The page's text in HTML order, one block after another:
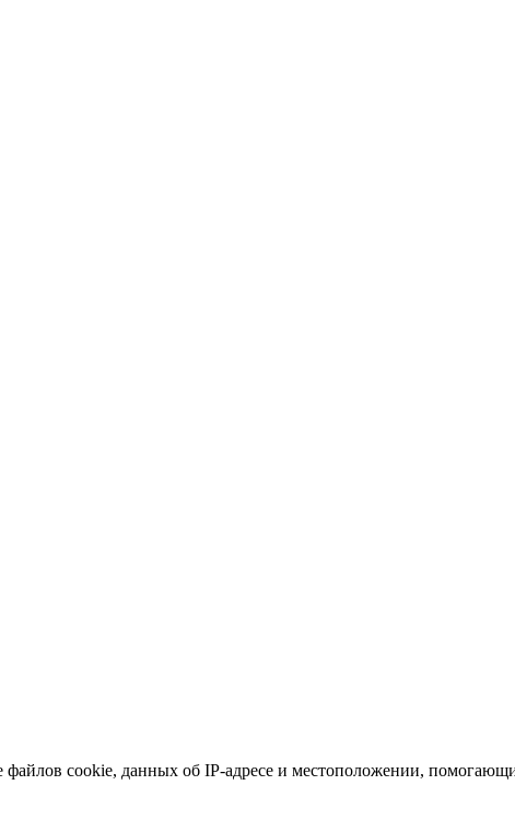
файлов cookie, данных об IP-адресе и местоположении,